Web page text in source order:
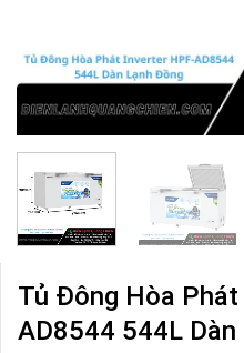
Tủ Đông Hòa
AD8544 544L